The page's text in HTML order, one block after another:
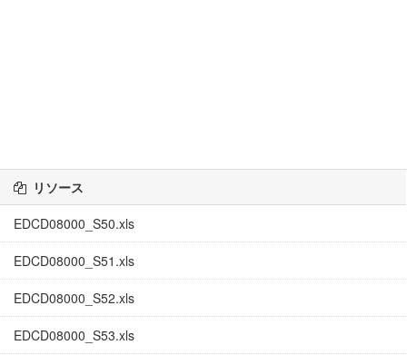
リソース
EDCD08000_S50.xls
EDCD08000_S51.xls
EDCD08000_S52.xls
EDCD08000_S53.xls